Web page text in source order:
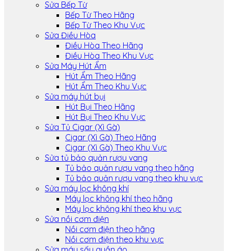
Sửa Bếp Từ
Bếp Từ Theo Hãng
Bếp Từ Theo Khu Vực
Sửa Điều Hòa
Điều Hòa Theo Hãng
Điều Hòa Theo Khu Vực
Sửa Máy Hút Ẩm
Hút Ẩm Theo Hãng
Hút Ẩm Theo Khu Vực
Sửa máy hút bụi
Hút Bụi Theo Hãng
Hút Bụi Theo Khu Vực
Sửa Tủ Cigar (Xì Gà)
Cigar (Xì Gà) Theo Hãng
Cigar (Xì Gà) Theo Khu Vực
Sửa tủ bảo quản rượu vang
Tủ bảo quản rượu vang theo hãng
Tủ bảo quản rượu vang theo khu vực
Sửa máy lọc không khí
Máy lọc không khí theo hãng
Máy lọc không khí theo khu vực
Sửa nồi cơm điện
Nồi cơm điện theo hãng
Nồi cơm điện theo khu vực